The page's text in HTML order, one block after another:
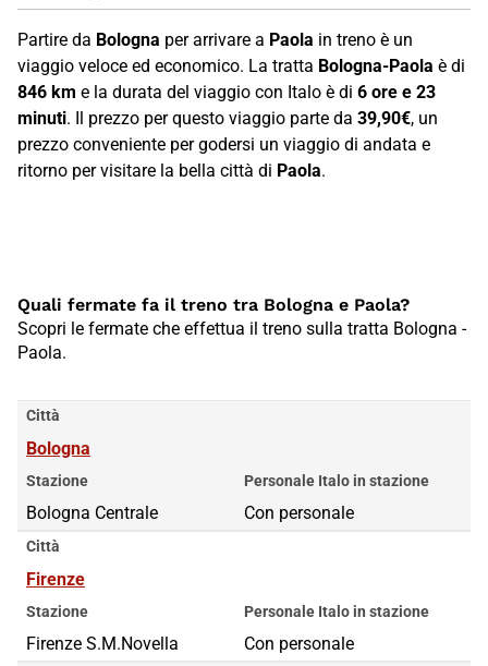
Partire da Bologna per arrivare a Paola in treno è un
viaggio veloce ed economico. La tratta Bologna-Paola è di
846 km e la durata del viaggio con Italo è di 6 ore e 23
minuti. Il prezzo per questo viaggio parte da 39,90€, un
prezzo conveniente per godersi un viaggio di andata e
ritorno per visitare la bella città di Paola.
Quali fermate fa il treno tra Bologna e Paola?
Scopri le fermate che effettua il treno sulla tratta Bologna -
Paola.
Città
Bologna
Stazione
Bologna Centrale
Personale Italo in stazione
Con personale
Città
Firenze
Stazione
Firenze S.M.Novella
Personale Italo in stazione
Con personale